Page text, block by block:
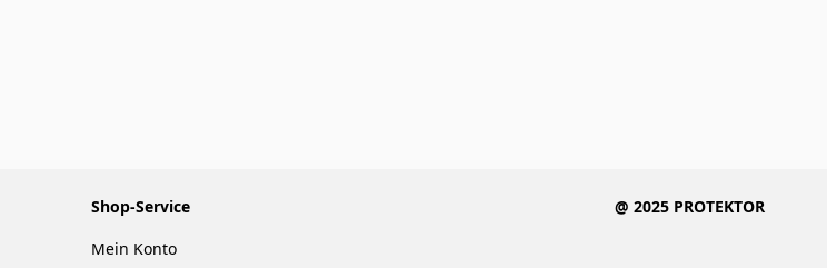
Shop-Service
Mein Konto
@ 2025 PROTEKTOR